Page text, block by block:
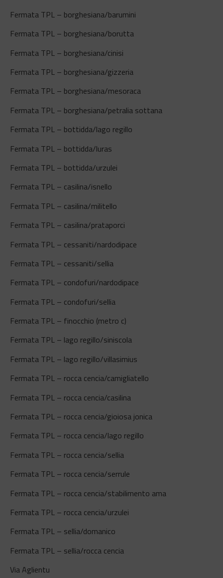
Fermata TPL – borghesiana/barumini
Fermata TPL – borghesiana/borutta
Fermata TPL – borghesiana/cinisi
Fermata TPL – borghesiana/gizzeria
Fermata TPL – borghesiana/mesoraca
Fermata TPL – borghesiana/petralia sottana
Fermata TPL – bottidda/lago regillo
Fermata TPL – bottidda/luras
Fermata TPL – bottidda/urzulei
Fermata TPL – casilina/isnello
Fermata TPL – casilina/militello
Fermata TPL – casilina/prataporci
Fermata TPL – cessaniti/nardodipace
Fermata TPL – cessaniti/sellia
Fermata TPL – condofuri/nardodipace
Fermata TPL – condofuri/sellia
Fermata TPL – finocchio (metro c)
Fermata TPL – lago regillo/siniscola
Fermata TPL – lago regillo/villasimius
Fermata TPL – rocca cencia/camigliatello
Fermata TPL – rocca cencia/casilina
Fermata TPL – rocca cencia/gioiosa jonica
Fermata TPL – rocca cencia/lago regillo
Fermata TPL – rocca cencia/sellia
Fermata TPL – rocca cencia/serrule
Fermata TPL – rocca cencia/stabilimento ama
Fermata TPL – rocca cencia/urzulei
Fermata TPL – sellia/domanico
Fermata TPL – sellia/rocca cencia
Via Aglientu